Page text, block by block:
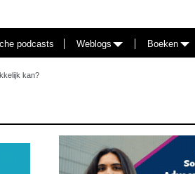
podcasts Weblogs Boeken
kan?